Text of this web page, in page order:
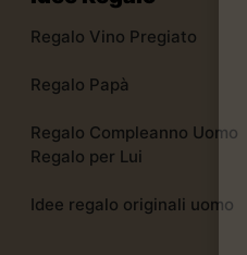
Regalo Vino Pregiato
Regalo Papà
Regalo Compleanno Uomo
Regalo per Lui
Idee regalo originali uomo